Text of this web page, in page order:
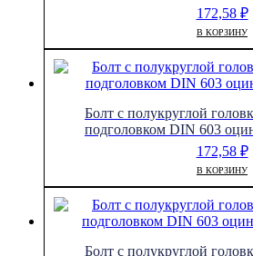
172,58 ₽
В КОРЗИНУ
Болт с полукруглой
подголовком DIN 603
172,58 ₽
В КОРЗИНУ
Болт с полукруглой